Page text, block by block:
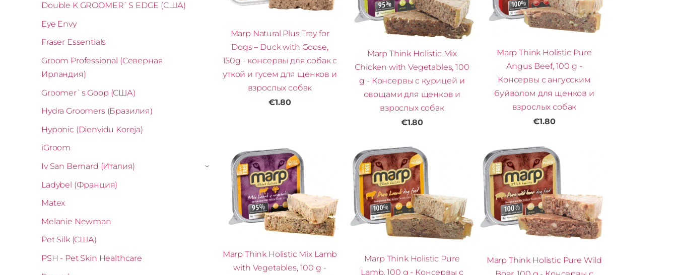
Double K GROOMER`S EDGE (США)
Eye Envy
Fraser Essentials
Groom Professional (Северная
Ирландия)
Groomer`s Goop (США)
Hydra Groomers (Бразилия)
Hyponic (Dienvidu Koreja)
iGroom
Iv San Bernard (Италия)
›
Ladybel (Франция)
Matex
Melanie Newman
Pet Silk (США)
PSH - Pet Skin Healthcare
Marp Natural Plus Tray for
Dogs – Duck with Goose,
150g - консервы для собак с
уткой и гусем для щенков и
взрослых собак
€1.80
Marp Think Holistic Mix
Chicken with Vegetables, 100
g - Консервы с курицей и
овощами для щенков и
взрослых собак
€1.80
Marp Think Holistic Pure
Angus Beef, 100 g -
Консервы с ангусским
буйволом для щенков и
взрослых собак
€1.80
Marp Think Holistic Mix Lamb
with Vegetables, 100 g -
Marp Think Holistic Pure
Lamb, 100 g - Консервы с
Marp Think Holistic Pure Wild